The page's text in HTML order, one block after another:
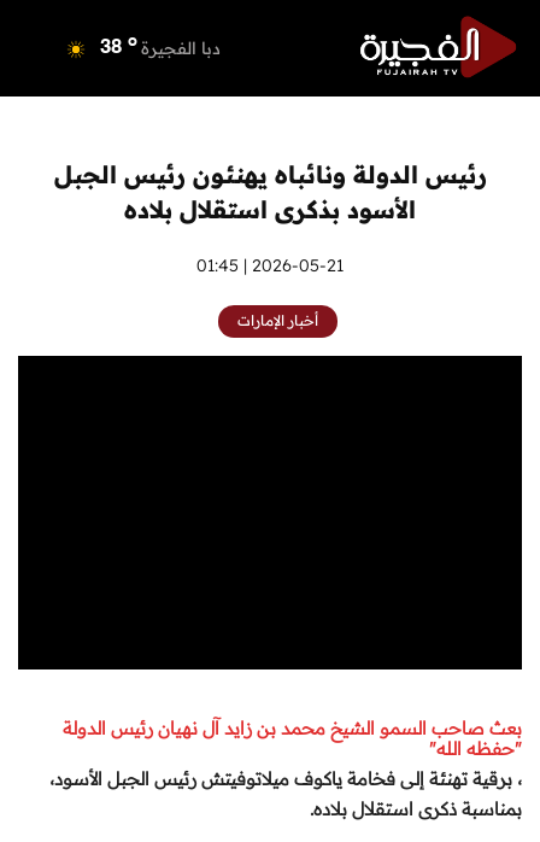
دبا الفجيرة 38 o
أم القيوين 38 o
راس الخيمة o
الفجيرة
رئيس الدولة ونائباه يهنئون رئيس الجبل
الأسود بذكرى استقلال بلاده
2026-05-21 | 01:45
أخبار الإمارات
بعث صاحب السمو الشيخ محمد بن زايد آل نهيان رئيس الدولة
"حفظه الله"
، برقية تهنئة إلى فخامة ياكوف ميلاتوفيتش رئيس الجبل الأسود،
بمناسبة ذكرى استقلال بلاده.